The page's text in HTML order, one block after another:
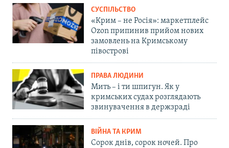
СУСПІЛЬСТВО
«Крим – не Росія»: маркетплейс
Ozon припинив прийом нових
замовлень на Кримському
півострові
ПРАВА ЛЮДИНИ
Мить – і ти шпигун. Як у
кримських судах розглядають
звинувачення в держзраді
ВІЙНА ТА КРИМ
Сорок днів, сорок ночей. Про